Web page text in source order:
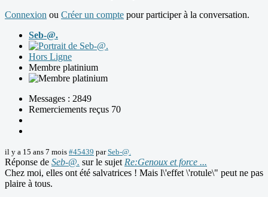
Connexion ou Créer un compte pour participer à la conversation.
Seb-@.
Hors Ligne
Membre platinium
Messages : 2849
Remerciements reçus 70
il y a 15 ans 7 mois #45439 parSeb-@.
Réponse de Seb-@. sur le sujet Re:Genoux et force ...
Chez moi, elles ont été salvatrices ! Mais l\'effet \'rotule\" peut ne pas
plaire à tous.